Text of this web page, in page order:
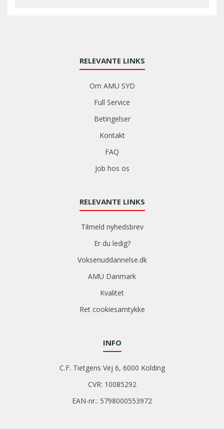
RELEVANTE LINKS
Om AMU SYD
Full Service
Betingelser
Kontakt
FAQ
Job hos os
RELEVANTE LINKS
Tilmeld nyhedsbrev
Er du ledig?
Voksenuddannelse.dk
AMU Danmark
Kvalitet
Ret cookiesamtykke
INFO
C.F. Tietgens Vej 6, 6000 Kolding
CVR: 10085292
EAN-nr.: 5798000553972